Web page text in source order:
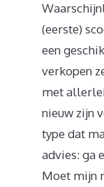
(eerste)
een
verkopen
met
nieuw zijn
type dat
advies: ga
Moet mijn